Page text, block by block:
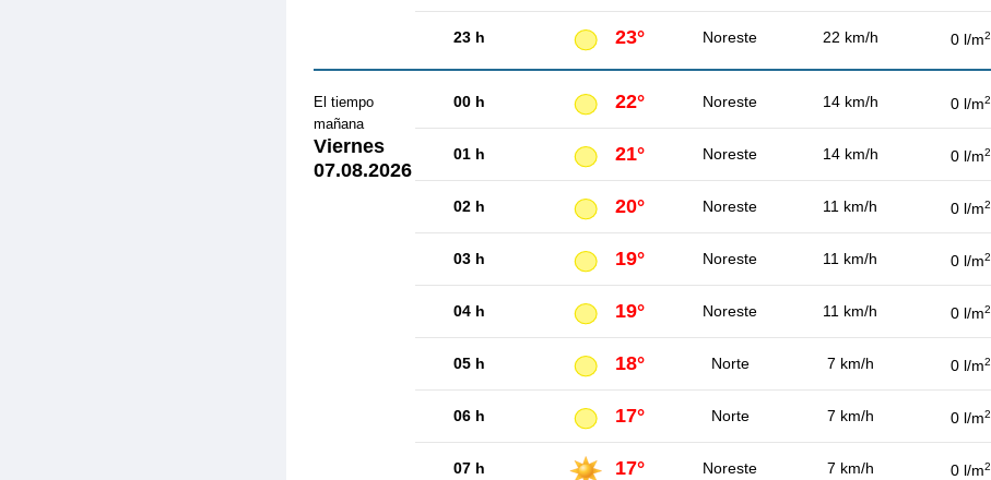
23 h 23° Noreste 22 km/h 0 l/m2
El tiempo
mañana
Viernes
07.08.2026
00 h 22° Noreste 14 km/h 0 l/m2
01 h 21° Noreste 14 km/h 0 l/m2
02 h 20° Noreste 11 km/h 0 l/m2
03 h 19° Noreste 11 km/h 0 l/m2
04 h 19° Noreste 11 km/h 0 l/m2
05 h 18° Norte 7 km/h 0 l/m2
06 h 17° Norte 7 km/h 0 l/m2
07 h 17° Noreste 7 km/h 0 l/m2